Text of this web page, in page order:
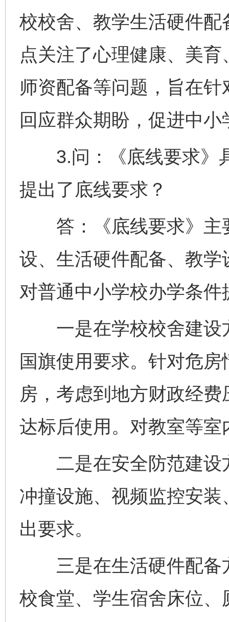
校校舍、教学生活硬件
点关注了心理健康、美
师资配备等问题，旨在
回应群众期盼，促进中
3.问：《底线要求》
提出了底线要求？
答：《底线要求》主
设、生活硬件配备、教
对普通中小学校办学条
一是在学校校舍建设
国旗使用要求。针对危
房，考虑到地方财政经
达标后使用。对教室等
二是在安全防范建设
冲撞设施、视频监控安
出要求。
三是在生活硬件配备
校食堂、学生宿舍床位